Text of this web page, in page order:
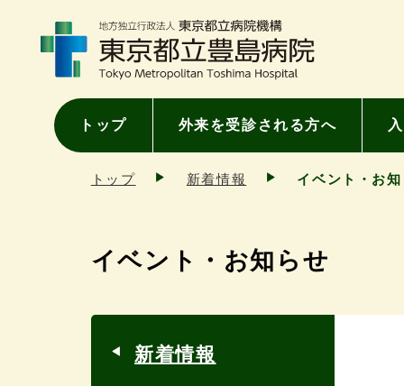
トップ 外来を受診される方へ
トップ 新着情報 イベント・お知
イベント・お知らせ
新着情報